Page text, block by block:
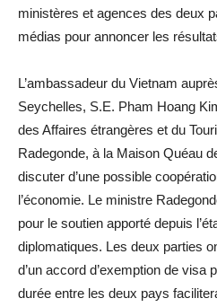
ministères et agences des deux
médias pour annoncer les
L’ambassadeur du Vietnam
Seychelles, S.E. Pham Hoang
des Affaires étrangères et du
Radegonde, à la Maison Quéau
discuter d’une possible
l’économie. Le ministre
pour le soutien apporté depuis
diplomatiques. Les deux parties
d’un accord d’exemption de visa
durée entre les deux pays